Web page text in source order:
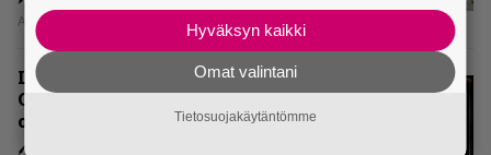
Aki Nuopponen
Levyarvio: Dirkschneider & The
Old Gang -albumista ei aina tiedä,
onko se tosissaan tehty vai ei
Hyväksyn kaikki
Omat valintani
Tietosuojakäytäntömme